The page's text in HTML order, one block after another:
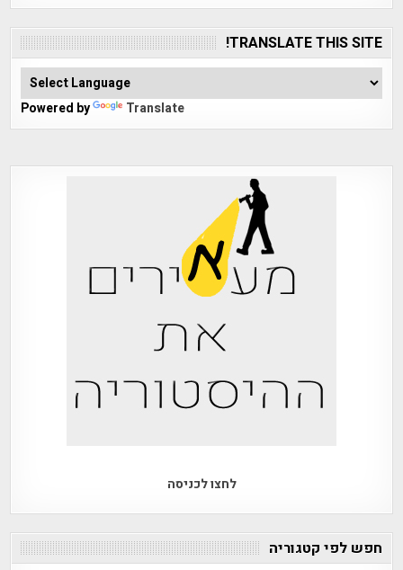
TRANSLATE THIS SITE!
Powered by Translate
לחצו לכניסה
חפש לפי קטגוריה